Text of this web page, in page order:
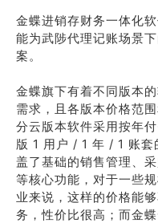
金蝶进销存财务一体化
能为武陟代理记账场景
案。
金蝶旗下有着不同版本
需求，且各版本价格范
分云版本软件采用按年
版 1 用户 / 1 年 / 1 账
盖了基础的销售管理、
等核心功能，对于一些
业来说，这样的价格能
务，性价比很高；而金